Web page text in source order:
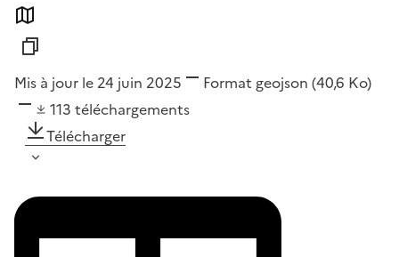
Mis à jour le 24 juin 2025 Format geojson (40,6 Ko)
113 téléchargements
Télécharger